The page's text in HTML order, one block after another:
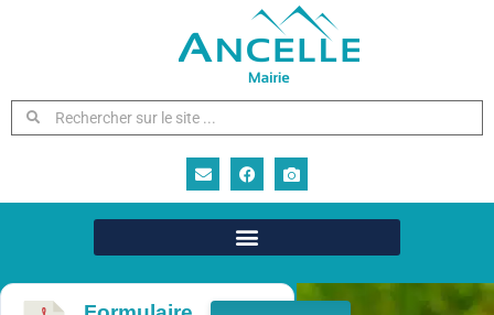
Concours de
pétanque